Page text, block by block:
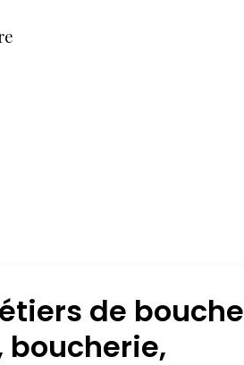
de bouche